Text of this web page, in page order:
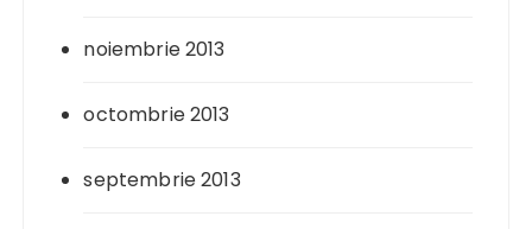
noiembrie 2013
octombrie 2013
septembrie 2013